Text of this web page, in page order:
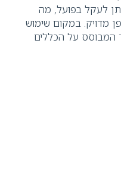
לעקל בפועל, מה
מדויק. במקום שימוש
המבוסס על הכללים